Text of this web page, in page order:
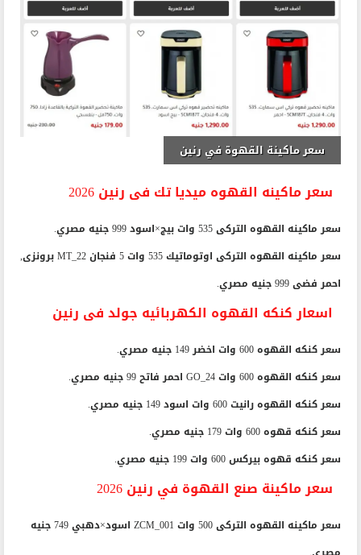
سعر ماكينة القهوة في رنين
سعر ماكينه القهوه ميديا تك فى رنين 2026
سعر ماكينه القهوه التركى 535 وات بيج×اسود 999 جنيه مصري.
سعر ماكينه القهوه التركى اوتوماتيك 535 وات 5 فنجان MT_22 برونزى,
احمر فضى 999 جنيه مصري.
اسعار كنكه القهوه الكهربائيه جولد فى رنين
سعر كنكه القهوه 600 وات اخضر 149 جنيه مصري.
سعر كنكه القهوه 600 وات GO_24 احمر فاتح 99 جنيه مصري.
سعر كنكه القهوه رانيت 600 وات اسود 149 جنيه مصري.
سعر كنكه قهوه 600 وات 179 جنيه مصري.
سعر كنكه قهوه بيركس 600 وات 199 جنيه مصري.
سعر ماكينة صنع القهوة في رنين 2026
سعر ماكينه القهوه التركى 500 وات ZCM_001 اسود×دهبي 749 جنيه